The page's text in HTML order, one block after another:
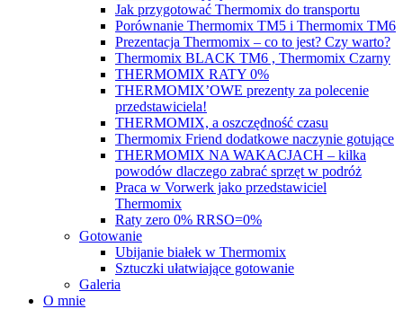
Jak przygotować Thermomix do transportu
Porównanie Thermomix TM5 i Thermomix TM6
Prezentacja Thermomix – co to jest? Czy warto?
Thermomix BLACK TM6 , Thermomix Czarny
THERMOMIX RATY 0%
THERMOMIX’OWE prezenty za polecenie
przedstawiciela!
THERMOMIX, a oszczędność czasu
Thermomix Friend dodatkowe naczynie gotujące
THERMOMIX NA WAKACJACH – kilka
powodów dlaczego zabrać sprzęt w podróż
Praca w Vorwerk jako przedstawiciel
Thermomix
Raty zero 0% RRSO=0%
Gotowanie
Ubijanie białek w Thermomix
Sztuczki ułatwiające gotowanie
Galeria
O mnie